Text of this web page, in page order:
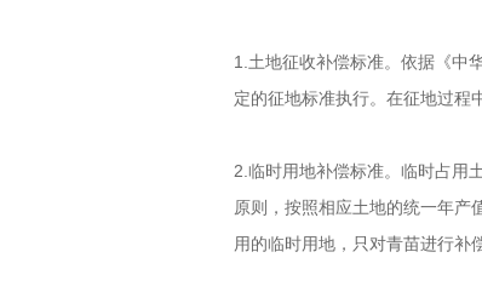
1.土地征收补偿标准。依据《中
定的征地标准执行。在征地过程
2.临时用地补偿标准。临时占用
原则，按照相应土地的统一年产
用的临时用地，只对青苗进行补